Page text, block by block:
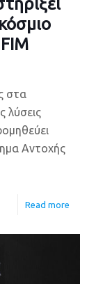
στα
λύσεις
Αντοχής
Read more